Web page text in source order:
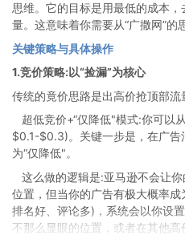
思维。它的目标是用最低的成本
量。这意味着你需要从“广撒网”的
关键策略与具体操作
1.竞价策略:以“捡漏”为核心
传统的竟价思路是出高价抢顶部流
超低竞价+“仅降低"模式:你可以
$0.1-$0.3)。关键一步是，在广告
为“仅降低"。
这么做的逻辑是:亚马逊不会让
位置，但当你的广告有极大概率
排名好、评论多)，系统会以你设
不那么显眼的位置，或者在其他